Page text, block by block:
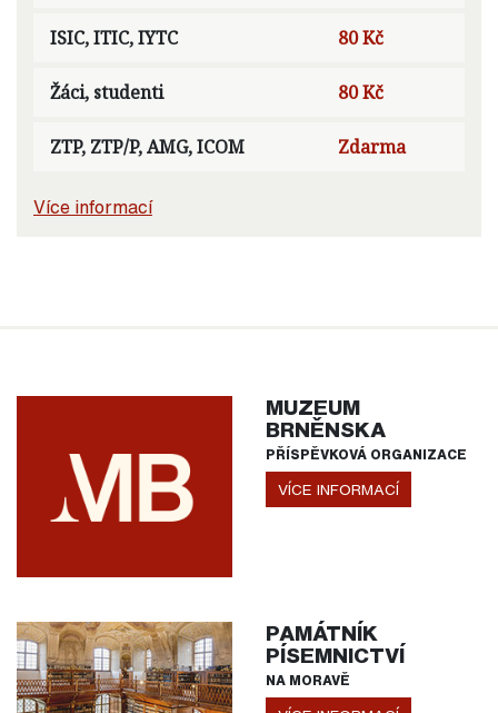
ISIC, ITIC, IYTC 80 Kč
Žáci, studenti 80 Kč
ZTP, ZTP/P, AMG, ICOM Zdarma
Více informací
MUZEUM
BRNĚNSKA
PŘÍSPĚVKOVÁ ORGANIZACE
VÍCE INFORMACÍ
PAMÁTNÍK
PÍSEMNICTVÍ
NA MORAVĚ